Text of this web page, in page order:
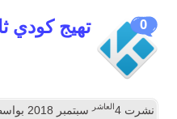
0 تهيج كودي
نشرت4العاشر سبتمبر 2018